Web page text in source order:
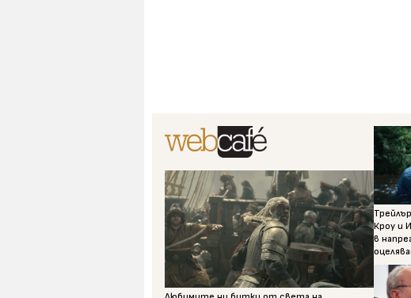
Кроу и
в